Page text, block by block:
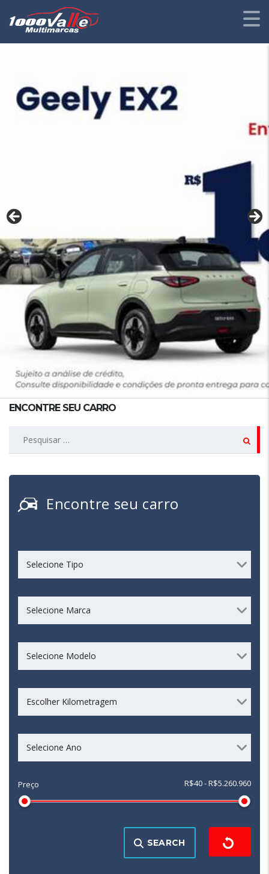
ENCONTRE SEU CARRO
Encontre seu carro
SEARCH
Selecione Tipo
Selecione Marca
Selecione Modelo
Escolher Kilometragem
Selecione Ano
Preço R$40 - R$5.260.960